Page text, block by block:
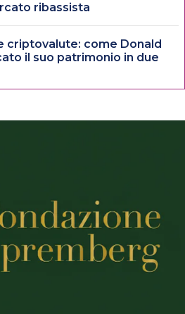
ribassista
criptovalute: come Donald
il suo patrimonio in due